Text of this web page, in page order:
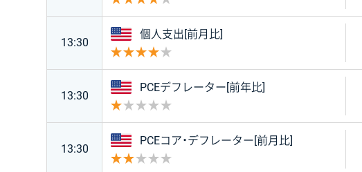
13:30
アメリカ
個人支出[前月比]
13:30
アメリカ
PCEデフレーター[前年比]
13:30
アメリカ
PCEコア・デフレーター[前月比]